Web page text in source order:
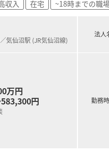
収入 在宅 ~18時までの職
気仙沼駅 (JR気仙沼線)
万円
円
法人
勤務